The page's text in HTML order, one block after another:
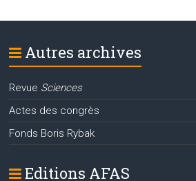
Autres archives
Revue Sciences
Actes des congrès
Fonds Boris Rybak
Editions AFAS